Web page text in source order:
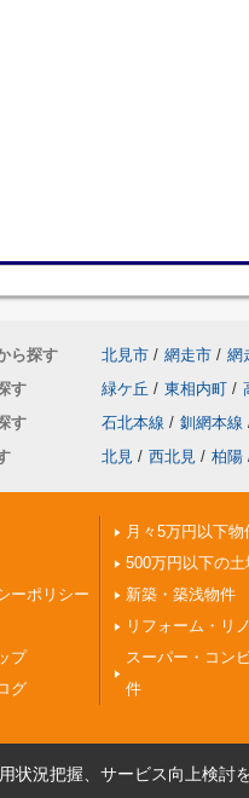
ら探す 北見市 / 網走市 / 網
す
緑ケ丘 / 東相内町 /
す
石北本線 / 釧網本線
北見 / 西北見 / 柏陽
ーポリシー
プ
グ
月々5万円以下物
500万円以下の土
新築・築浅物件
リフォーム・リ
スーパー・コン
件
状況把握、サービス向上検討